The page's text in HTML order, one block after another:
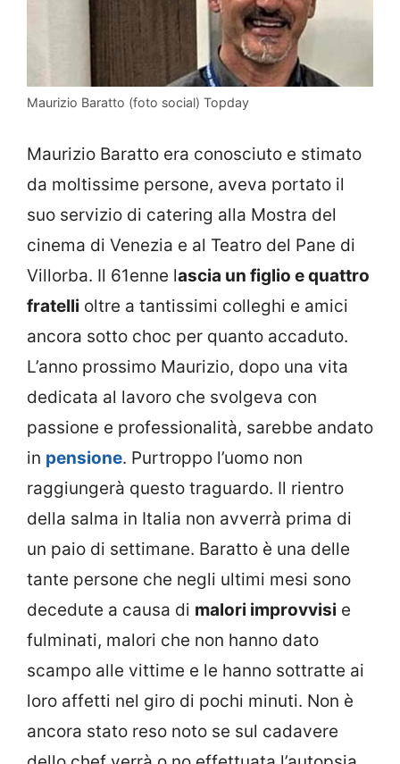
Maurizio Baratto (foto social) Topday
Maurizio Baratto era conosciuto e stimato
da moltissime persone, aveva portato il
suo servizio di catering alla Mostra del
cinema di Venezia e al Teatro del Pane di
Villorba. Il 61enne lascia un figlio e quattro
fratelli oltre a tantissimi colleghi e amici
ancora sotto choc per quanto accaduto.
L’anno prossimo Maurizio, dopo una vita
dedicata al lavoro che svolgeva con
passione e professionalità, sarebbe andato
in pensione. Purtroppo l’uomo non
raggiungerà questo traguardo. Il rientro
della salma in Italia non avverrà prima di
un paio di settimane. Baratto è una delle
tante persone che negli ultimi mesi sono
decedute a causa di malori improvvisi e
fulminati, malori che non hanno dato
scampo alle vittime e le hanno sottratte ai
loro affetti nel giro di pochi minuti. Non è
ancora stato reso noto se sul cadavere